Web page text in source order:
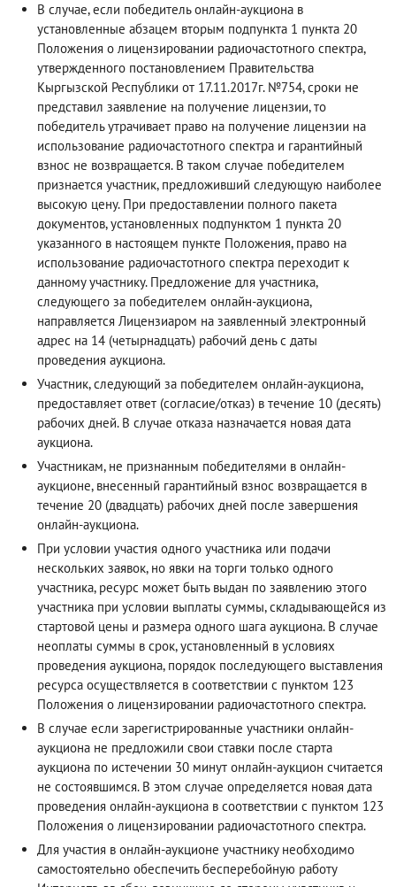
В случае, если победитель онлайн-аукциона в
установленные абзацем вторым подпункта 1 пункта 20
Положения о лицензировании радиочастотного спектра,
утвержденного постановлением Правительства
Кыргызской Республики от 17.11.2017г. №754, сроки не
представил заявление на получение лицензии, то
победитель утрачивает право на получение лицензии на
использование радиочастотного спектра и гарантийный
взнос не возвращается. В таком случае победителем
признается участник, предложивший следующую наиболее
высокую цену. При предоставлении полного пакета
документов, установленных подпунктом 1 пункта 20
указанного в настоящем пункте Положения, право на
использование радиочастотного спектра переходит к
данному участнику. Предложение для участника,
следующего за победителем онлайн-аукциона,
направляется Лицензиаром на заявленный электронный
адрес на 14 (четырнадцать) рабочий день с даты
проведения аукциона.
Участник, следующий за победителем онлайн-аукциона,
предоставляет ответ (согласие/отказ) в течение 10 (десять)
рабочих дней. В случае отказа назначается новая дата
аукциона.
Участникам, не признанным победителями в онлайн-
аукционе, внесенный гарантийный взнос возвращается в
течение 20 (двадцать) рабочих дней после завершения
онлайн-аукциона.
При условии участия одного участника или подачи
нескольких заявок, но явки на торги только одного
участника, ресурс может быть выдан по заявлению этого
участника при условии выплаты суммы, складывающейся из
стартовой цены и размера одного шага аукциона. В случае
неоплаты суммы в срок, установленный в условиях
проведения аукциона, порядок последующего выставления
ресурса осуществляется в соответствии с пунктом 123
Положения о лицензировании радиочастотного спектра.
В случае если зарегистрированные участники онлайн-
аукциона не предложили свои ставки после старта
аукциона по истечении 30 минут онлайн-аукцион считается
не состоявшимся. В этом случае определяется новая дата
проведения онлайн-аукциона в соответствии с пунктом 123
Положения о лицензировании радиочастотного спектра.
Для участия в онлайн-аукционе участнику необходимо
самостоятельно обеспечить бесперебойную работу